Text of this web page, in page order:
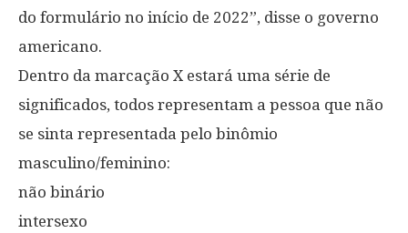
do formulário no início de 2022”, disse o governo
americano.
Dentro da marcação X estará uma série de
significados, todos representam a pessoa que não
se sinta representada pelo binômio
masculino/feminino:
não binário
intersexo